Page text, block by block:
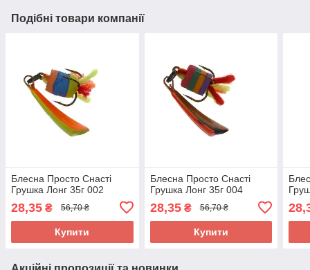
Подібні товари компанії
Блесна Просто Снасті
Грушка Лонг 35г 002
28,35 ₴ 56,70 ₴
Купити
Блесна Просто Снасті
Грушка Лонг 35г 004
28,35₴ 56,70 ₴
Купити